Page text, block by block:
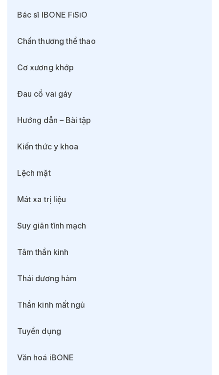
Bác sĩ IBONE FiSiO
Chấn thương thể thao
Cơ xương khớp
Đau cổ vai gáy
Hướng dẫn – Bài tập
Kiến thức y khoa
Lệch mặt
Mát xa trị liệu
Suy giãn tĩnh mạch
Tâm thần kinh
Thái dương hàm
Thần kinh mất ngủ
Tuyển dụng
Văn hoá iBONE